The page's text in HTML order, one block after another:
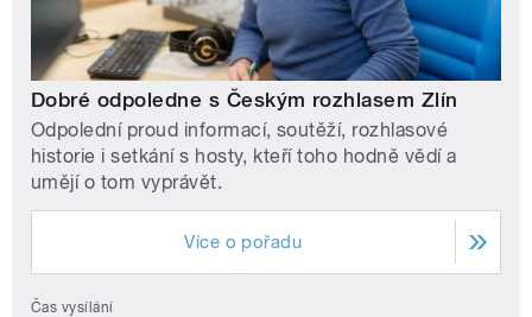
Dobré odpoledne s Českým rozhlasem Zlín
Odpolední proud informací, soutěží, rozhlasové
historie i setkání s hosty, kteří toho hodně vědí a
umějí o tom vyprávět.
Více o pořadu
Čas vysílání